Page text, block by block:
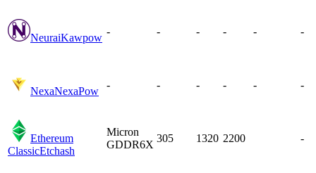
NeuraiKawpow
- - - - - -
NexaNexaPow
- - - - - -
Ethereum
ClassicEtchash
Micron
GDDR6X
305 1320 2200 -